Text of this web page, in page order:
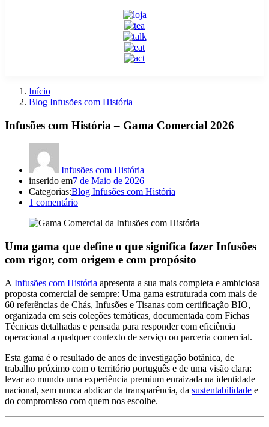
Início
Blog Infusões com História
Infusões com História – Gama Comercial 2026
Infusões com História
inserido em7 de Maio de 2026
Categorias:Blog Infusões com História
1 comentário
Uma gama que define o que significa fazer Infusões
com rigor, com origem e com propósito
A Infusões com História apresenta a sua mais completa e ambiciosa
proposta comercial de sempre: Uma gama estruturada com mais de
60 referências de Chás, Infusões e Tisanas com certificação BIO,
organizada em seis coleções temáticas, documentada com Fichas
Técnicas detalhadas e pensada para responder com eficiência
operacional a qualquer contexto de serviço ou parceria comercial.
Esta gama é o resultado de anos de investigação botânica, de
trabalho próximo com o território português e de uma visão clara:
levar ao mundo uma experiência premium enraizada na identidade
nacional, sem nunca abdicar da transparência, da sustentabilidade e
do compromisso com quem nos escolhe.